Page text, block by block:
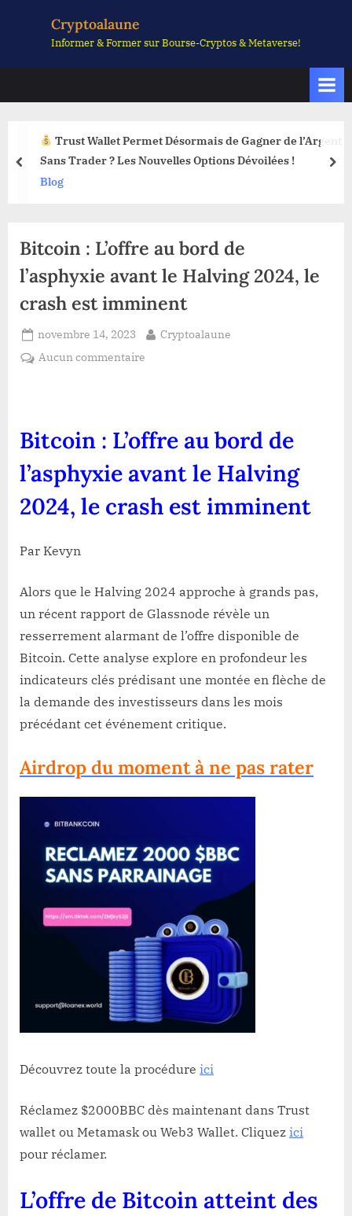
Cryptoalaune
Informer & Former sur Bourse-Cryptos & Metaverse!
Trust Wallet Permet Désormais de Gagner de l’Argent
Sans Trader ? Les Nouvelles Options Dévoilées !
Blog
prev
Bitcoin : L’offre au bord de
l’asphyxie avant le Halving 2024, le
crash est imminent
Posted
on
novembre 14, 2023 By
Cryptoalaune
Aucun commentaire
au
bord
l’asphyxie
avant
le
crash
est
imminent
Bitcoin : L’offre au bord de
l’asphyxie avant le Halving
2024, le crash est imminent
Par Kevyn
Alors que le Halving 2024 approche à grands pas,
un récent rapport de Glassnode révèle un
resserrement alarmant de l’offre disponible de
Bitcoin. Cette analyse explore en profondeur les
indicateurs clés prédisant une montée en flèche de
la demande des investisseurs dans les mois
précédant cet événement critique.
Airdrop du moment à ne pas rater
Découvrez toute la procédure ici
Réclamez $2000BBC dès maintenant dans Trust
wallet ou Metamask ou Web3 Wallet. Cliquez ici
pour réclamer.
L’offre de Bitcoin atteint des